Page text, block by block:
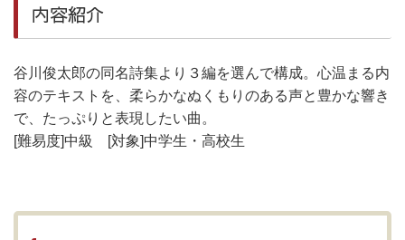
内容紹介
谷川俊太郎の同名詩集より３編を選んで構成。心温まる内
容のテキストを、柔らかなぬくもりのある声と豊かな響き
で、たっぷりと表現したい曲。
[難易度]中級 [対象]中学生・高校生